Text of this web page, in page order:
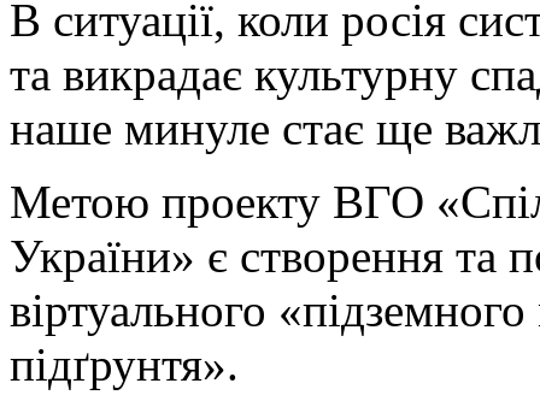
В ситуації, коли росія
та викрадає культурну
наше минуле стає ще
Метою проекту ВГО
України» є створення та
віртуального
підґрунтя».